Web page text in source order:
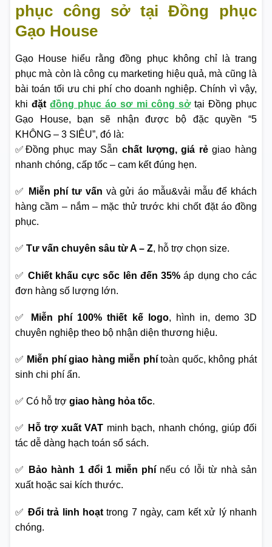
phục công sở tại Đồng phục
Gạo House
Gạo House hiểu rằng đồng phục không chỉ là trang
phục mà còn là công cụ marketing hiệu quả, mà cũng là
bài toán tối ưu chi phí cho doanh nghiệp. Chính vì vậy,
khi đặtđồng phục áo sơ mi công sởtại Đồng phục
Gạo House, bạn sẽ nhận được bộ đặc quyền “5
KHÔNG – 3 SIÊU”, đó là:
✅Đồng phục may Sẵn chất lượng, giá rẻgiao hàng
nhanh chóng, cấp tốc – cam kết đúng hẹn.
✅ Miễn phí tư vấn và gửi áo mẫu&vải mẫu để khách
hàng cầm – nắm – mặc thử trước khi chốt đặt áo đồng
phục.
✅ Tư vấn chuyên sâu từ A – Z, hỗ trợ chọn size.
✅ Chiết khấu cực sốc lên đến 35% áp dụng cho các
đơn hàng số lượng lớn.
✅ Miễn phí 100% thiết kế logo, hình in, demo 3D
chuyên nghiệp theo bộ nhận diện thương hiệu.
✅ Miễn phí giao hàng miễn phítoàn quốc, không phát
sinh chi phí ẩn.
✅ Có hỗ trợ giao hàng hỏa tốc.
✅ Hỗ trợ xuất VAT minh bạch, nhanh chóng, giúp đối
tác dễ dàng hạch toán sổ sách.
✅ Bảo hành 1 đổi 1 miễn phí nếu có lỗi từ nhà sản
xuất hoặc sai kích thước.
✅ Đổi trả linh hoạttrong 7 ngày, cam kết xử lý nhanh
chóng.